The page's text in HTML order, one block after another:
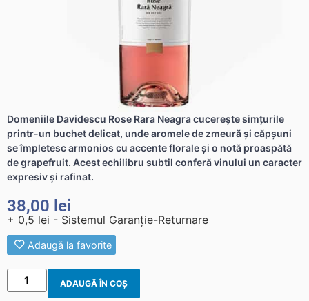
Domeniile Davidescu Rose Rara Neagra cucerește simțurile
printr-un buchet delicat, unde aromele de zmeură și căpșuni
se împletesc armonios cu accente florale și o notă proaspătă
de grapefruit. Acest echilibru subtil conferă vinului un caracter
expresiv și rafinat.
38,00 lei
+ 0,5 lei - Sistemul Garanție-Returnare
Adaugă la favorite
ADAUGĂ ÎN COȘ